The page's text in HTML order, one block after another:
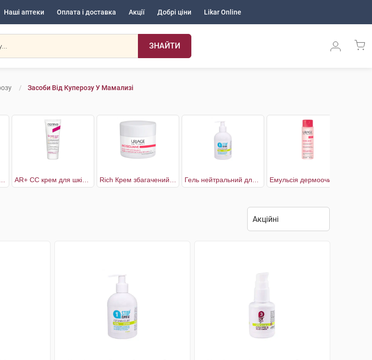
Наші аптеки Оплата і доставка Акції Добрі ціни Likar Online
ЗНАЙТИ
Засоби Від Куперозу У Мамализі